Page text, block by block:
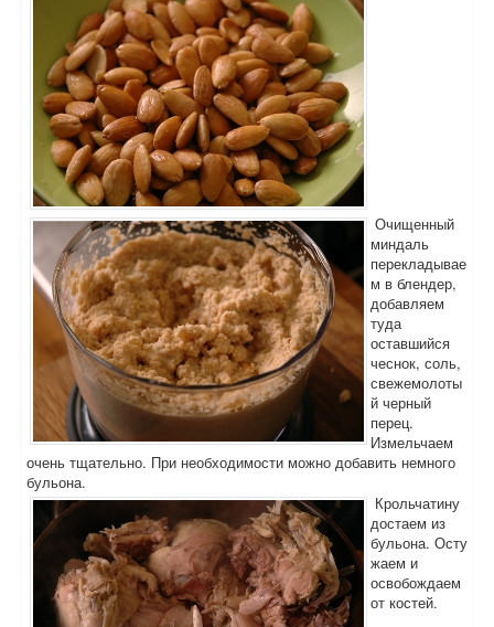
Очищенный
миндаль
перекладывае
м в блендер,
добавляем
туда
оставшийся
чеснок, соль,
свежемолоты
й черный
перец.
Измельчаем
очень тщательно. При необходимости можно добавить немного
бульона.
Крольчатину
достаем из
бульона. Осту
жаем и
освобождаем
от костей.